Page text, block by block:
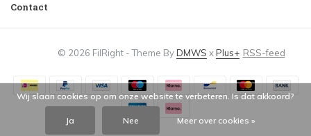
Contact
© 2026 FilRight - Theme ByDMWS xPlus+ RSS-feed
Wij slaan cookies op om onze website te verbeteren. Is dat akkoord?
Ja Nee Meer over cookies »